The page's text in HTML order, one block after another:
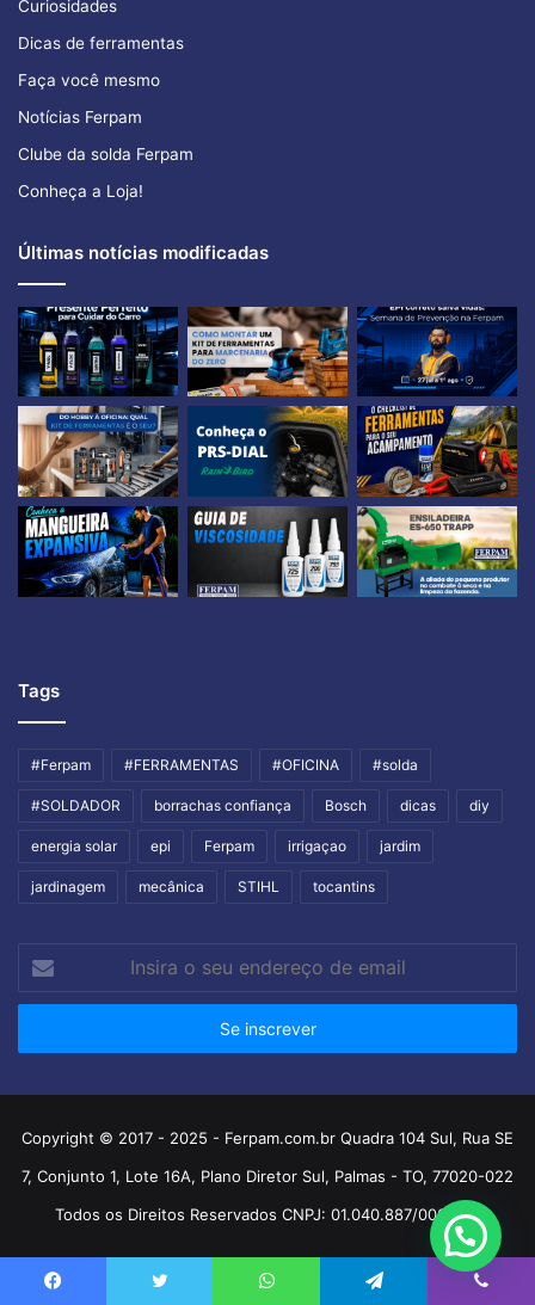
Curiosidades
Dicas de ferramentas
Faça você mesmo
Notícias Ferpam
Clube da solda Ferpam
Conheça a Loja!
Últimas notícias modificadas
Tags
#Ferpam #FERRAMENTAS #OFICINA #solda
#SOLDADOR borrachas confiança Bosch dicas diy
energia solar epi Ferpam irrigaçao jardim
jardinagem mecânica STIHL tocantins
seu
de
Copyright © 2017 - 2025 - Ferpam.com.br Quadra 104 Sul, Rua SE
7, Conjunto 1, Lote 16A, Plano Diretor Sul, Palmas - TO, 77020-022
Todos os Direitos Reservados CNPJ: 01.040.887/0001-04